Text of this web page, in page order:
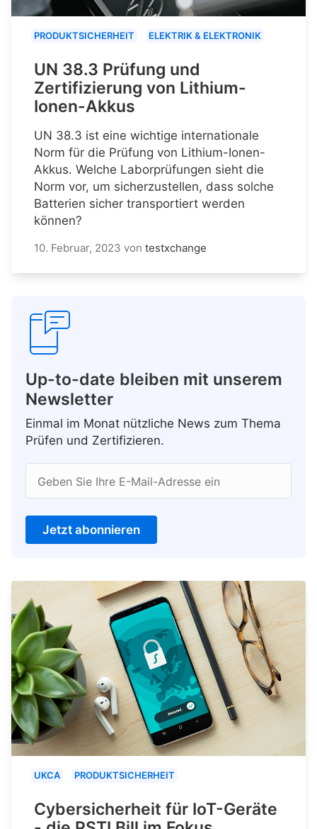
PRODUKTSICHERHEIT ELEKTRIK & ELEKTRONIK
UN 38.3 Prüfung und
Zertifizierung von Lithium-
Ionen-Akkus
UN 38.3 ist eine wichtige internationale
Norm für die Prüfung von Lithium-Ionen-
Akkus. Welche Laborprüfungen sieht die
Norm vor, um sicherzustellen, dass solche
Batterien sicher transportiert werden
können?
10. Februar, 2023 von testxchange
Up-to-date bleiben mit unserem
Newsletter
Einmal im Monat nützliche News zum Thema
Prüfen und Zertifizieren.
Geben Sie Ihre E-Mail-Adresse ein
Jetzt abonnieren
UKCA PRODUKTSICHERHEIT
Cybersicherheit für IoT-Geräte